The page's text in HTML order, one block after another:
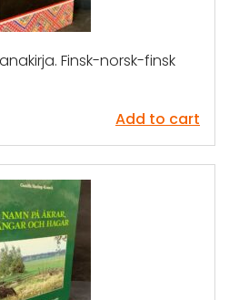
Finsk-norsk-finsk
Add to cart